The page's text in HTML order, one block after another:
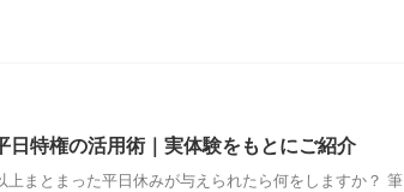
日特権の活用術｜実体験をもとにご紹介
まとまった平日休みが与えられたら何をしますか？ 筆